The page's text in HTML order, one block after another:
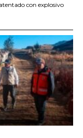
con explosivo